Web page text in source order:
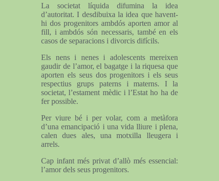
La societat líquida difumina la idea
d’autoritat. I desdibuixa la idea que havent-
hi dos progenitors ambdós aporten amor al
fill, i ambdós són necessaris, també en els
casos de separacions i divorcis difícils.
Els nens i nenes i adolescents mereixen
gaudir de l’amor, el bagatge i la riquesa que
aporten els seus dos progenitors i els seus
respectius grups paterns i materns. I la
societat, l’estament mèdic i l’Estat ho ha de
fer possible.
Per viure bé i per volar, com a metàfora
d’una emancipació i una vida lliure i plena,
calen dues ales, una motxilla lleugera i
arrels.
Cap infant més privat d’allò més essencial:
l’amor dels seus progenitors.